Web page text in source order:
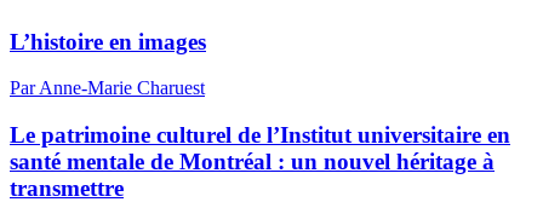
L’histoire en images
Par Anne-Marie Charuest
Le patrimoine culturel de l’Institut universitaire en
santé mentale de Montréal : un nouvel héritage à
transmettre